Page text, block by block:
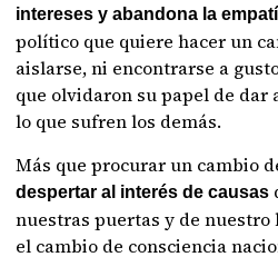
intereses y abandona la
político que quiere hacer un
aislarse, ni encontrarse a
que olvidaron su papel de dar
lo que sufren los demás.
Más que procurar un cambio
despertar al interés de causas
nuestras puertas y de nuestro
el cambio de consciencia